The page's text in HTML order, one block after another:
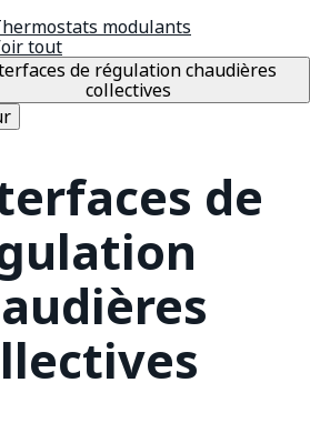
modulants
tout
de régulation chaudières
collectives
de